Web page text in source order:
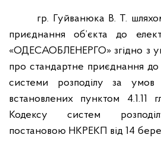
гр. Гуйванюка В. Т.
приєднання об’єкта до
«ОДЕСАОБЛЕНЕРГО» згідно з
про стандартне приєднання
системи розподілу за умов
встановлених пунктом 4.1.11
Кодексу систем
постановою НКРЕКП від 14